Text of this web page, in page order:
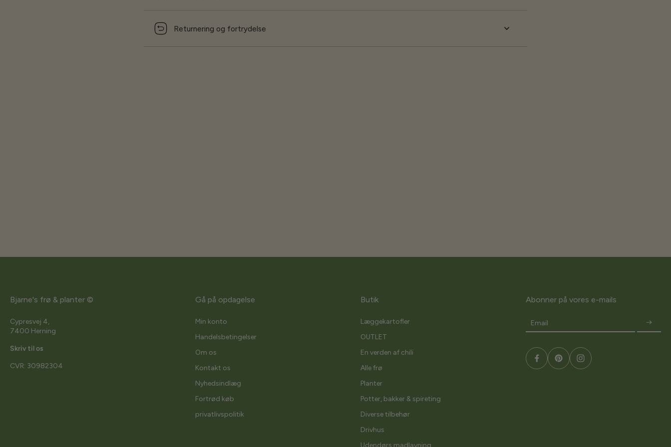
Returnering og fortrydelse
Bjarne's frø & planter ©
Cypresvej 4,
7400 Herning
Skriv til os
CVR: 30982304
Gå på opdagelse
Min konto
Handelsbetingelser
Om os
Kontakt os
Nyhedsindlæg
Fortrød køb
privatlivspolitik
Butik
Læggekartofler
OUTLET
En verden af chili
Alle frø
Planter
Potter, bakker & spireting
Diverse tilbehør
Drivhus
Udendørs madlavning
Abonner på vores e-mails
Email